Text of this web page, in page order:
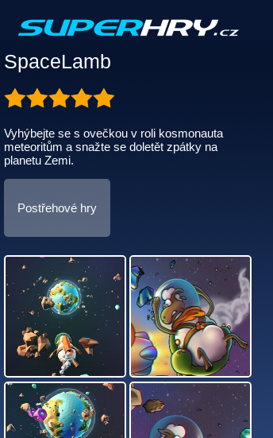
SpaceLamb
Vyhýbejte se s ovečkou v roli kosmonauta
meteoritům a snažte se doletět zpátky na
planetu Zemi.
Postřehové hry